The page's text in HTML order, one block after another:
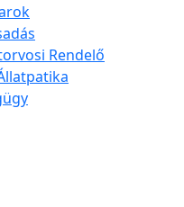
Rendelő